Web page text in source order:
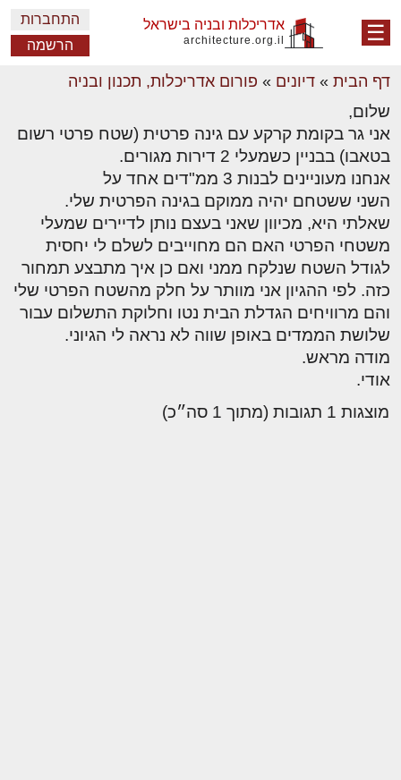
☰ אדריכלות ובניה בישראל
architecture.org.il
התחברות
הרשמה
דף הבית » דיונים » פורום אדריכלות, תכנון ובניה
שלום,
אני גר בקומת קרקע עם גינה פרטית (שטח פרטי רשום
בטאבו) בבניין כשמעלי 2 דירות מגורים.
אנחנו מעוניינים לבנות 3 ממ"דים אחד על
השני ששטחם יהיה ממוקם בגינה הפרטית שלי.
שאלתי היא, מכיוון שאני בעצם נותן לדיירים שמעלי
משטחי הפרטי האם הם מחוייבים לשלם לי יחסית
לגודל השטח שנלקח ממני ואם כן איך מתבצע תמחור
כזה. לפי ההגיון אני מוותר על חלק מהשטח הפרטי שלי
והם מרוויחים הגדלת הבית נטו וחלוקת התשלום עבור
שלושת הממדים באופן שווה לא נראה לי הגיוני.
מודה מראש.
אודי.
מוצגות 1 תגובות (מתוך 1 סה״כ)